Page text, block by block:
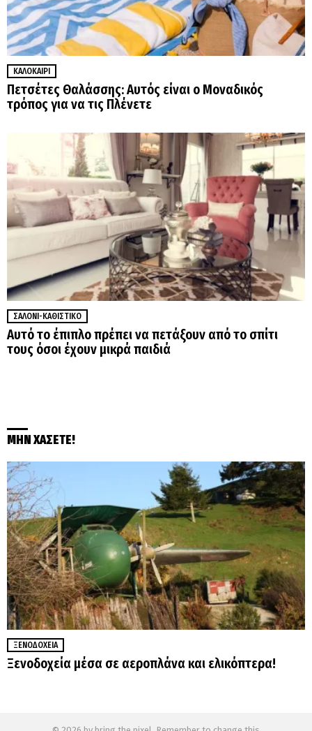
ΚΑΛΟΚΑΊΡΙ
Πετσέτες Θαλάσσης: Αυτός είναι ο Μοναδικός
τρόπος για να τις Πλένετε
ΣΑΛΌΝΙ-ΚΑΘΙΣΤΙΚΌ
Αυτό το έπιπλο πρέπει να πετάξουν από το σπίτι
τους όσοι έχουν μικρά παιδιά
ΜΗΝ ΧΑΣΕΤΕ!
ΞΕΝΟΔΟΧΕΊΑ
Ξενοδοχεία μέσα σε αεροπλάνα και ελικόπτερα!